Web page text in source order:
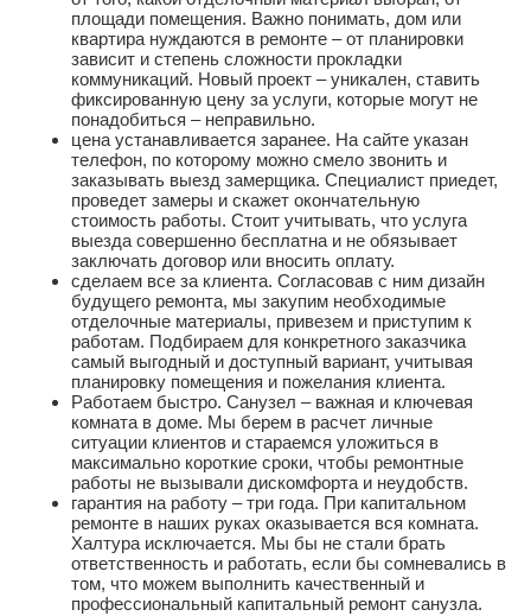
площади помещения. Важно понимать, дом или
квартира нуждаются в ремонте – от планировки
зависит и степень сложности прокладки
коммуникаций. Новый проект – уникален, ставить
фиксированную цену за услуги, которые могут не
понадобиться – неправильно.
цена устанавливается заранее. На сайте указан
телефон, по которому можно смело звонить и
заказывать выезд замерщика. Специалист приедет,
проведет замеры и скажет окончательную
стоимость работы. Стоит учитывать, что услуга
выезда совершенно бесплатна и не обязывает
заключать договор или вносить оплату.
сделаем все за клиента. Согласовав с ним дизайн
будущего ремонта, мы закупим необходимые
отделочные материалы, привезем и приступим к
работам. Подбираем для конкретного заказчика
самый выгодный и доступный вариант, учитывая
планировку помещения и пожелания клиента.
Работаем быстро. Санузел – важная и ключевая
комната в доме. Мы берем в расчет личные
ситуации клиентов и стараемся уложиться в
максимально короткие сроки, чтобы ремонтные
работы не вызывали дискомфорта и неудобств.
гарантия на работу – три года. При капитальном
ремонте в наших руках оказывается вся комната.
Халтура исключается. Мы бы не стали брать
ответственность и работать, если бы сомневались в
том, что можем выполнить качественный и
профессиональный капитальный ремонт санузла.